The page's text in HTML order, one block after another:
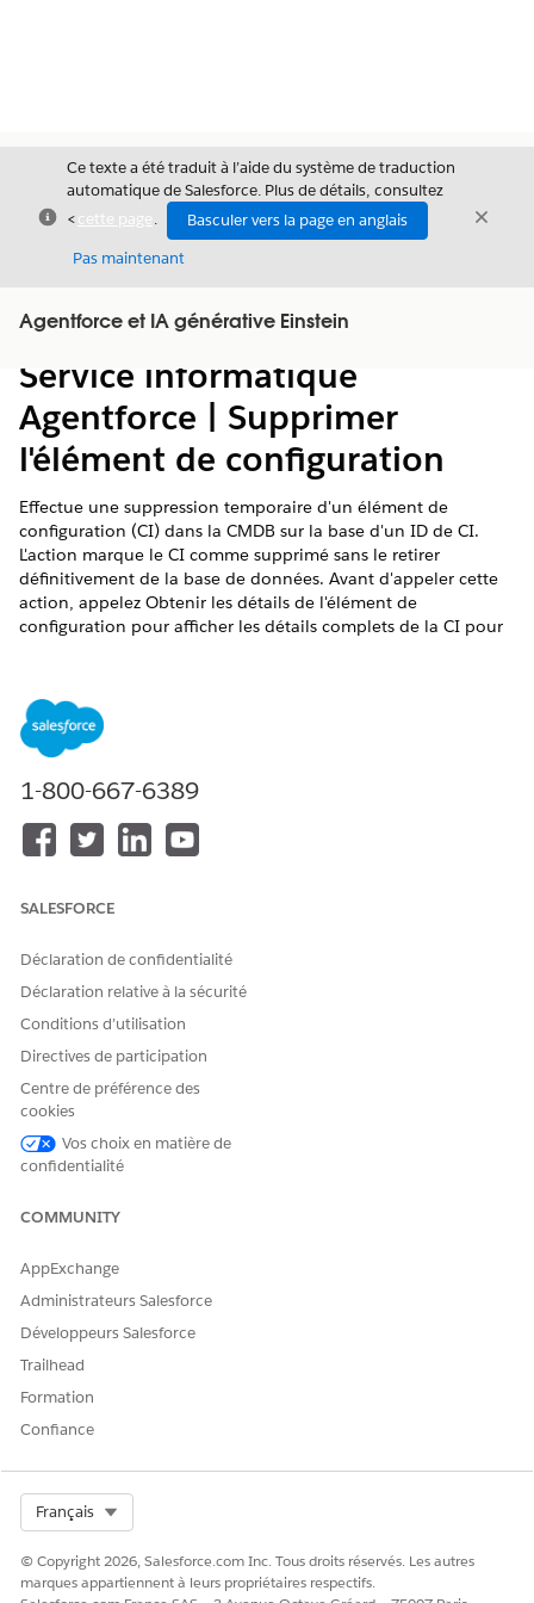
Fermer
Ce texte a été traduit à l’aide du système de traduction
automatique de Salesforce. Plus de détails, consultez
<cette page .
Basculer vers la page en anglais
Pas maintenant
Fermer
Agentforce et IA générative Einstein
Afficher la table des matières
Table des
Service informatique
Agentforce | Supprimer
l'élément de configuration
Effectue une suppression temporaire d'un élément de
configuration (CI) dans la CMDB sur la base d'un ID de CI.
L'action marque le CI comme supprimé sans le retirer
définitivement de la base de données. Avant d'appeler cette
action, appelez Obtenir les détails de l'élément de
configuration pour afficher les détails complets de la CI pour
configuration en entrée de cette action.
ÉDITIONS REQUISES
Disponible avec : Lightning Experience
Disponible avec : Enterprise
avec la licence complémentaire AI Agents for Employees.
AUTORISATIONS
l'agent standard.
Détails de l'action
Nom d'API
Type d'action de référence
un ou plusieurs modèles
d'invite ?
CET ARTICLE A-T-IL RÉSOLU VOTRE PROBLÈME ?
Dites-nous ce que nous pouvons améliorer !
Oui Non
1-800-667-6389
SALESFORCE
Déclaration de confidentialité
Déclaration relative à la sécurité
Conditions d’utilisation
Directives de participation
Centre de préférence des
cookies
Vos choix en matière de
confidentialité
COMMUNITY
AppExchange
Administrateurs Salesforce
Développeurs Salesforce
Trailhead
Formation
Confiance
Français
© Copyright 2026, Salesforce.com Inc. Tous droits réservés. Les autres
marques appartiennent à leurs propriétaires respectifs.